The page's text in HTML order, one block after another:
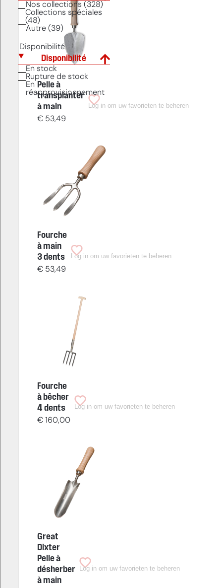
Nos collections (328)
Collections spéciales
(48)
Autre (39)
Disponibilité
Disponibilité
En stock
Rupture de stock
En
réapprovisionnement
Pelle à
transplanter
à main
€53,49
Log in om uw favorieten te beheren
Fourche
à main
3 dents
€53,49
Log in om uw favorieten te beheren
Fourche
à bêcher
4 dents
€160,00
Log in om uw favorieten te beheren
Great
Dixter
Pelle à
désherber
à main
Log in om uw favorieten te beheren